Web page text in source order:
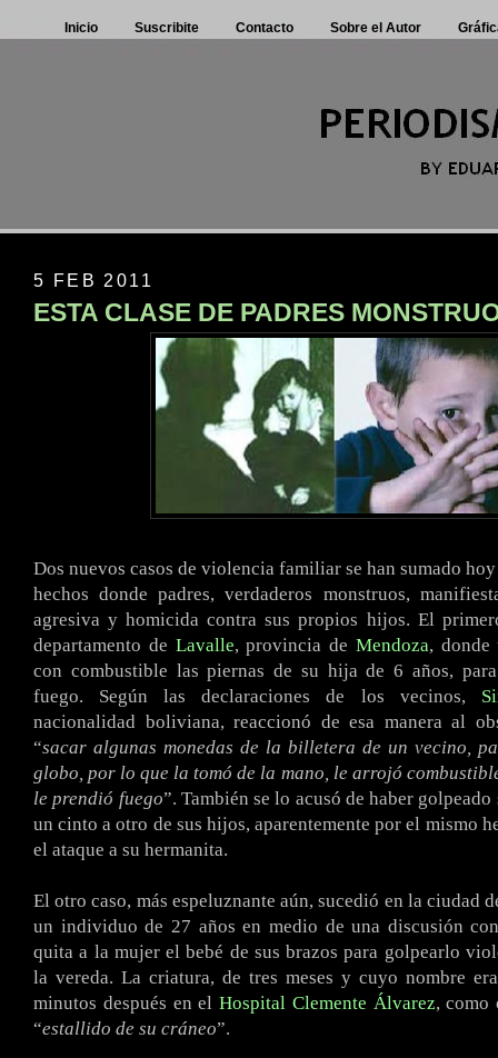
Inicio Suscribite Contacto Sobre el Autor
5 FEB 2011
ESTA CLASE DE PADRES
Dos nuevos casos de violencia familiar se han sumado
hechos donde padres, verdaderos monstruos,
agresiva y homicida contra sus propios hijos. El
departamento de Lavalle, provincia de Mendoza, donde
con combustible las piernas de su hija de 6 años,
fuego. Según las declaraciones de los vecinos,
nacionalidad boliviana, reaccionó de esa manera al
“sacar algunas monedas de la billetera de un vecino,
globo, por lo que la tomó de la mano, le arrojó
le prendió fuego”. También se lo acusó de haber
un cinto a otro de sus hijos, aparentemente por el mismo
el ataque a su hermanita.
El otro caso, más espeluznante aún, sucedió en la ciudad
un individuo de 27 años en medio de una discusión
quita a la mujer el bebé de sus brazos para golpearlo
la vereda. La criatura, de tres meses y cuyo nombre
minutos después en elHospital Clemente Álvarez, como
“estallido de su cráneo”.